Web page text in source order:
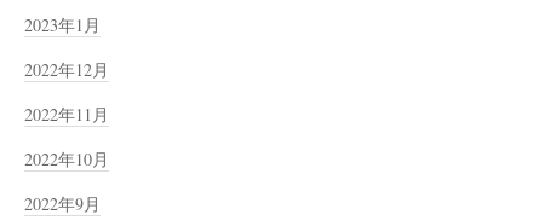
2023年1月
2022年12月
2022年11月
2022年10月
2022年9月